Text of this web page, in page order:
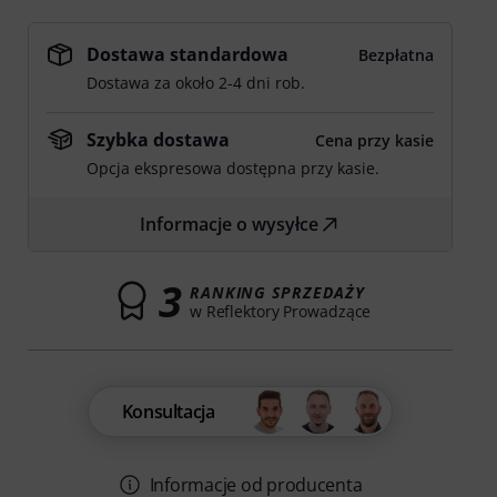
Dostawa standardowa
Bezpłatna
Dostawa za około 2-4 dni rob.
Szybka dostawa
Cena przy kasie
Opcja ekspresowa dostępna przy kasie.
Informacje o wysyłce
3 RANKING SPRZEDAŻY
w Reflektory Prowadzące
Konsultacja
Informacje od producenta